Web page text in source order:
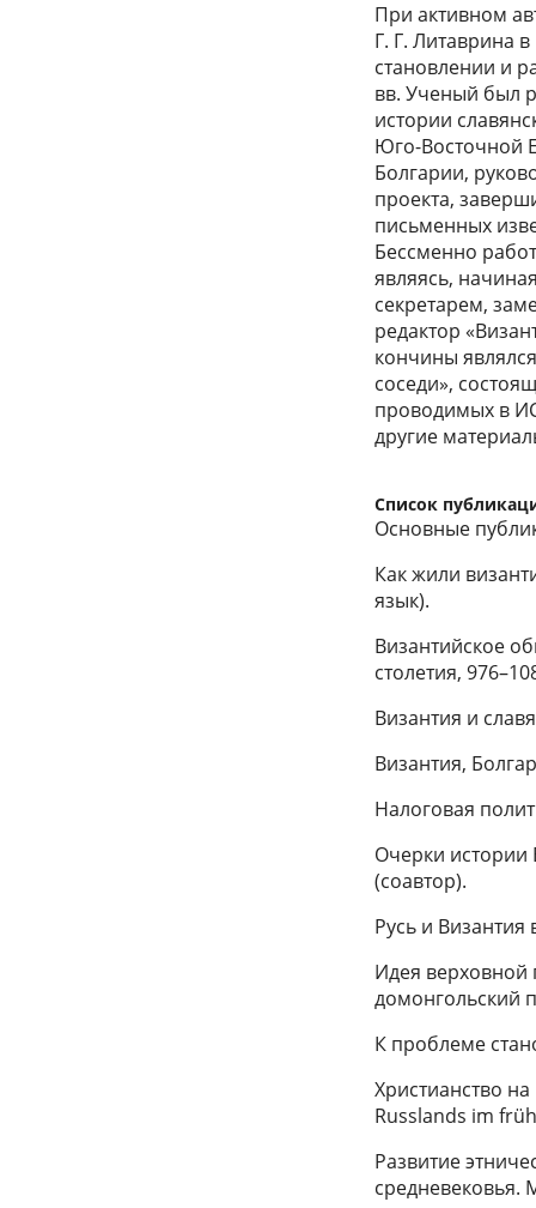
При активном
Г. Г. Литаврина
становлении и
вв. Ученый был
истории
Юго-Восточной
Болгарии,
проекта,
письменных
Бессменно
являясь,
секретарем,
редактор
кончины
соседи»,
проводимых в
другие
Список
Основные
Как жили
язык).
Византийское
столетия,
Византия и
Византия,
Налоговая
Очерки истории
(соавтор).
Русь и
Идея верховной
домонгольский
К проблеме
Христианство
Russlands im
Развитие
средневековья.